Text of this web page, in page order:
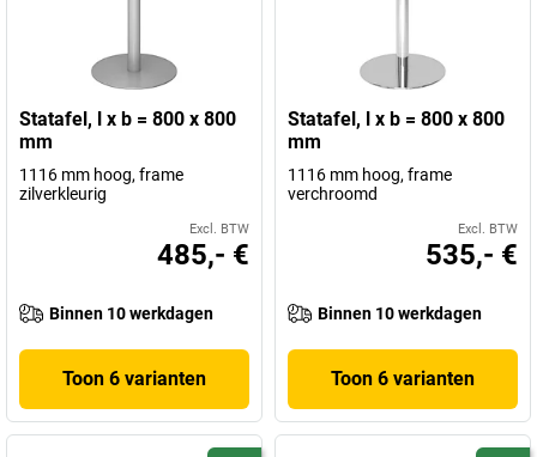
Statafel, l x b = 800 x 800
mm
1116 mm hoog, frame
zilverkleurig
Excl. BTW
485,- €
Binnen 10 werkdagen
Toon 6 varianten
Statafel, l x b = 800 x 800
mm
1116 mm hoog, frame
verchroomd
Excl. BTW
535,- €
Binnen 10 werkdagen
Toon 6 varianten